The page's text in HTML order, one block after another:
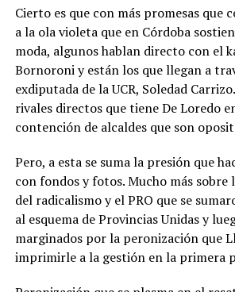
Cierto es que con más promesas que
a la ola violeta que en Córdoba
moda, algunos hablan directo con el
Bornoroni y están los que llegan a
exdiputada de la UCR, Soledad
rivales directos que tiene De Loredo
contención de alcaldes que son
Pero, a esta se suma la presión que
con fondos y fotos. Mucho más
del radicalismo y el PRO que se
al esquema de Provincias Unidas y
marginados por la peronización que
imprimirle a la gestión en la primera